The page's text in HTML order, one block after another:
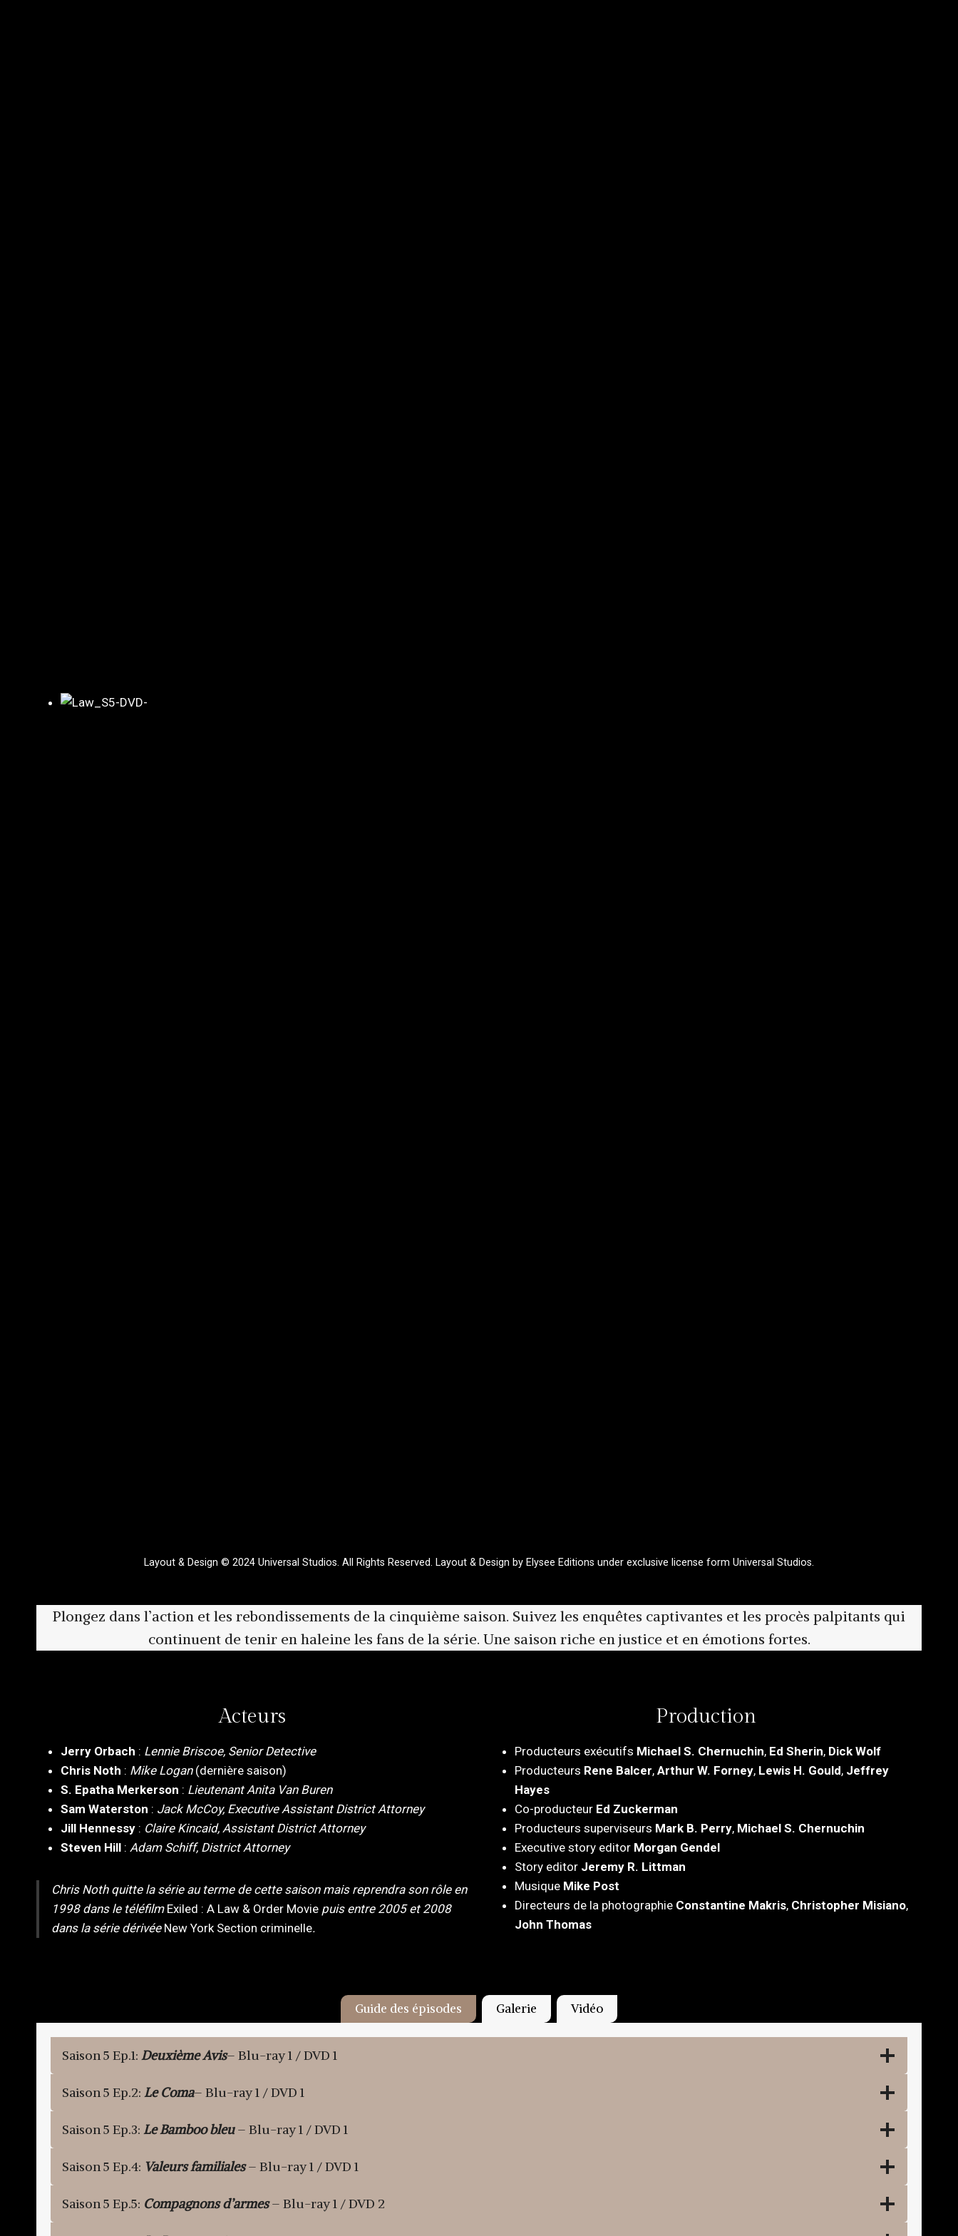
Layout & Design © 2024 Universal Studios. All Rights Reserved. Layout & Design by Elysee Editions under exclusive license form Universal Studios.
Plongez dans l’action et les rebondissements de la cinquième saison. Suivez les enquêtes captivantes et les procès palpitants qui
continuent de tenir en haleine les fans de la série. Une saison riche en justice et en émotions fortes.
Acteurs
Jerry Orbach : Lennie Briscoe, Senior Detective
Chris Noth : Mike Logan(dernière saison)
S. Epatha Merkerson : Lieutenant Anita Van Buren
Sam Waterston : Jack McCoy, Executive Assistant District Attorney
Jill Hennessy : Claire Kincaid, Assistant District Attorney
Steven Hill : Adam Schiff, District Attorney
Chris Noth quitte la série au terme de cette saison mais reprendra son rôle en
1998 dans le téléfilm Exiled : A Law & Order Movie puis entre 2005 et 2008
dans la série dérivée New York Section criminelle.
Production
Producteurs exécutifs Michael S. Chernuchin, Ed Sherin, Dick Wolf
Producteurs Rene Balcer, Arthur W. Forney, Lewis H. Gould, Jeffrey
Hayes
Co-producteur Ed Zuckerman
Producteurs superviseurs Mark B. Perry, Michael S. Chernuchin
Executive story editor Morgan Gendel
Story editor Jeremy R. Littman
Musique Mike Post
Directeurs de la photographie Constantine Makris, Christopher Misiano,
John Thomas
Guide des épisodes Galerie Vidéo
Saison 5 Ep.1: Deuxième Avis– Blu-ray 1 / DVD 1
Saison 5 Ep.2: Le Coma– Blu-ray 1 / DVD 1
Saison 5 Ep.3: Le Bamboo bleu– Blu-ray 1 / DVD 1
Saison 5 Ep.4: Valeurs familiales– Blu-ray 1 / DVD 1
Saison 5 Ep.5: Compagnons d’armes– Blu-ray 1 / DVD 2